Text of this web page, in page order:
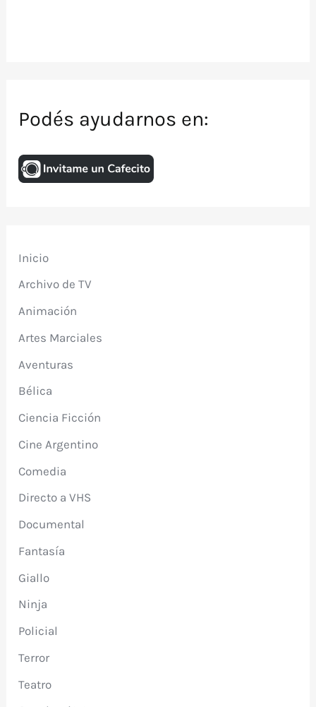
Podés ayudarnos en:
Inicio
Archivo de TV
Animación
Artes Marciales
Aventuras
Bélica
Ciencia Ficción
Cine Argentino
Comedia
Directo a VHS
Documental
Fantasía
Giallo
Ninja
Policial
Terror
Teatro